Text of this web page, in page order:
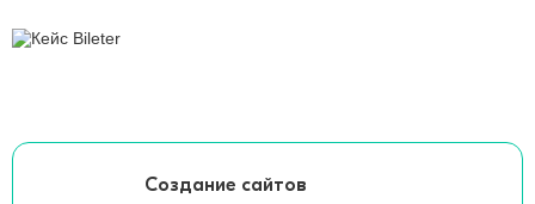
Создание сайтов